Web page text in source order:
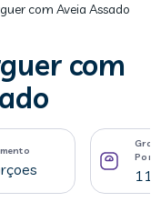
com Aveia Assado
com